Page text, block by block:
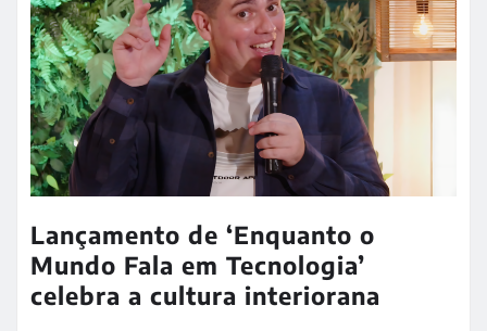
Lançamento de ‘Enquanto o
Mundo Fala em Tecnologia’
celebra a cultura interiorana